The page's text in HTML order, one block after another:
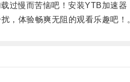
慢而苦恼吧！安装YTB加速器
体验畅爽无阻的观看乐趣吧！